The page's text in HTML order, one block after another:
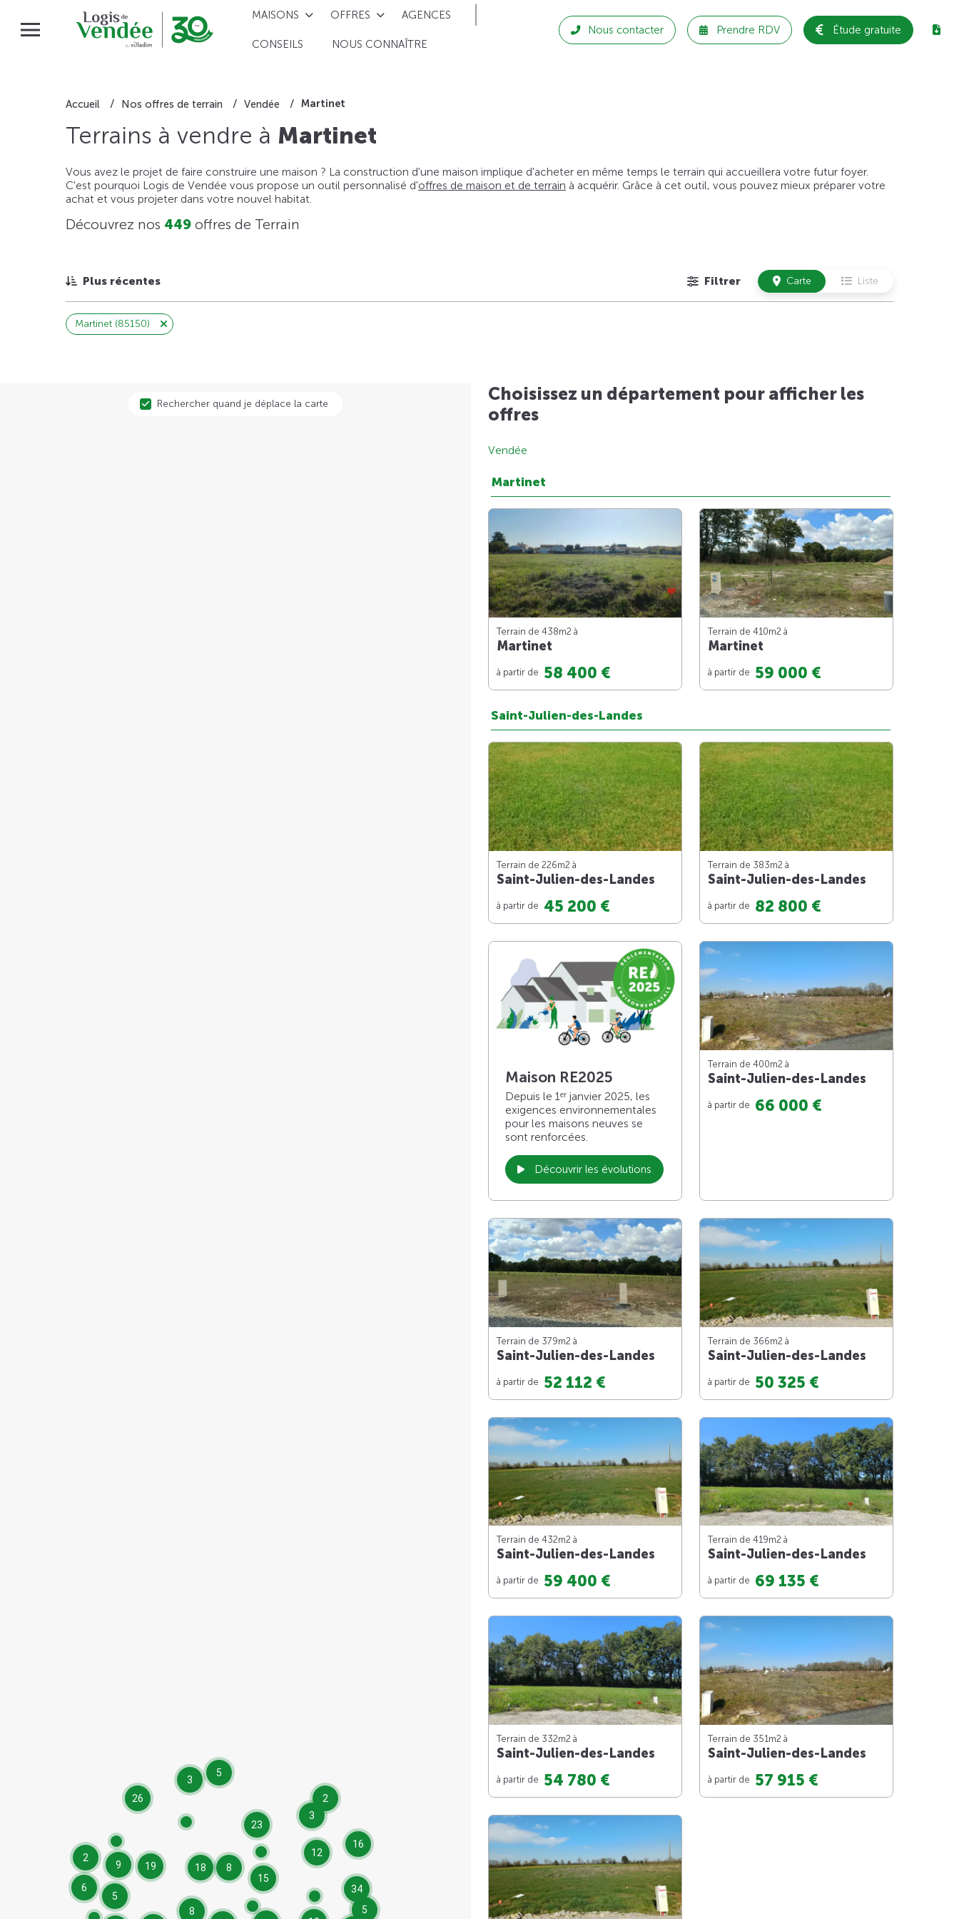
MAISONS OFFRES AGENCES
CONSEILS NOUS CONNAÎTRE
Nous contacter Prendre RDV Étude gratuite
Accueil Nos offres de terrain Vendée Martinet
Terrains à vendre à Martinet
Vous avez le projet de faire construire une maison ? La construction d'une maison implique d'acheter en même temps le terrain qui accueillera votre futur foyer.
C'est pourquoi Logis de Vendée vous propose un outil personnalisé d'offres de maison et de terrain à acquérir. Grâce à cet outil, vous pouvez mieux préparer votre
achat et vous projeter dans votre nouvel habitat.
Découvrez nos 449 offres de Terrain
Plus récentes Filtrer Carte Liste
Martinet (85150)
2
26
18
19
34
9
12
5
15
6
16
3
23
8
5
8
3
5
2
Rechercher quand je déplace la carte
Choisissez un département pour afficher les
offres
Vendée
Martinet
Terrain de 438m2 à
Martinet
à partir de 58 400 €
Terrain de 410m2 à
Martinet
à partir de 59 000 €
Saint-Julien-des-Landes
Terrain de 226m2 à
Saint-Julien-des-Landes
à partir de 45 200 €
Terrain de 383m2 à
Saint-Julien-des-Landes
à partir de 82 800 €
Maison RE2025
Depuis le 1 er janvier 2025, les
exigences environnementales
pour les maisons neuves se
sont renforcées.
Découvrir les évolutions
Terrain de 400m2 à
Saint-Julien-des-Landes
à partir de 66 000 €
Terrain de 379m2 à
Saint-Julien-des-Landes
à partir de 52 112 €
Terrain de 366m2 à
Saint-Julien-des-Landes
à partir de 50 325 €
Terrain de 432m2 à
Saint-Julien-des-Landes
à partir de 59 400 €
Terrain de 419m2 à
Saint-Julien-des-Landes
à partir de 69 135 €
Terrain de 332m2 à
Saint-Julien-des-Landes
à partir de 54 780 €
Terrain de 351m2 à
Saint-Julien-des-Landes
à partir de 57 915 €